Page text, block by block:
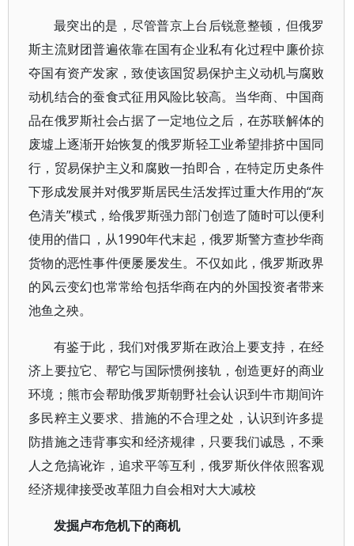
最突出的是，尽管普京上台后锐意整顿，但俄罗
斯主流财团普遍依靠在国有企业私有化过程中廉价掠
夺国有资产发家，致使该国贸易保护主义动机与腐败
动机结合的蚕食式征用风险比较高。当华商、中国商
品在俄罗斯社会占据了一定地位之后，在苏联解体的
废墟上逐渐开始恢复的俄罗斯轻工业希望排挤中国同
行，贸易保护主义和腐败一拍即合，在特定历史条件
下形成发展并对俄罗斯居民生活发挥过重大作用的“灰
色清关”模式，给俄罗斯强力部门创造了随时可以便利
使用的借口，从1990年代末起，俄罗斯警方查抄华商
货物的恶性事件便屡屡发生。不仅如此，俄罗斯政界
的风云变幻也常常给包括华商在内的外国投资者带来
池鱼之殃。
有鉴于此，我们对俄罗斯在政治上要支持，在经
济上要拉它、帮它与国际惯例接轨，创造更好的商业
环境；熊市会帮助俄罗斯朝野社会认识到牛市期间许
多民粹主义要求、措施的不合理之处，认识到许多提
防措施之违背事实和经济规律，只要我们诚恳，不乘
人之危搞讹诈，追求平等互利，俄罗斯伙伴依照客观
经济规律接受改革阻力自会相对大大减校
发掘卢布危机下的商机